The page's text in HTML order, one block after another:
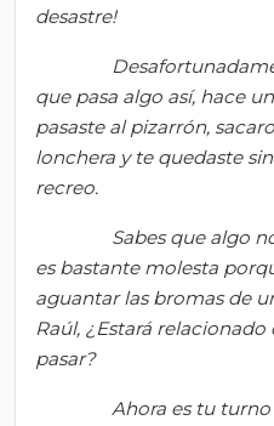
desastre!
que pasa algo así, hace
pasaste al pizarrón,
lonchera y te quedaste
recreo.
Sabes que algo
es bastante molesta
aguantar las bromas de
Raúl, ¿Estará relacionado
pasar?
Ahora es tu